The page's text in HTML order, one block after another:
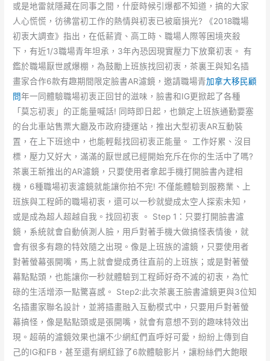
或是地雷就隱藏在同事之間，什麼時候引爆都不知道，搞的大家
人心慌慌，彷彿當初工作的熱情與初衷已被磨損光? 《2018職場
初衷大調查》指出，在低薪資、高工時、職場人際等困境夾殺
下，有近1/3職場青年坦承，3年內恐因現實壓力下放棄初衷。 有
鑑於職場厭世感爆棚，為鼓勵上班族找回初衷，茶裏王與知名插
畫家合作6款有趣期間限定臉書AR濾鏡，邀請職場青加拿大移民顧
問年一同體驗職場初衷正回甘的滋味，臉書和IG更掀起了各種
「莫忘初衷」的正能量喊話! 同時即日起，也鎖定上班族通勤要塞
的台北車站售票大廳及市政府捷運站，推出大型初衷AR互動裝
置，在上下班途中，也能輕鬆找回初衷正能量。 工作好累、沒目
標，壓力又好大，滿滿的厭世感已經開始充斥在你的生活中了嗎?
茶裏王新推出的AR濾鏡，只要使用者拿起手機打開臉書內建相
機，6種職場初衷濾鏡就能讓你拍不完! 不僅能體驗到服務業、上
班族與工程師的職場初衷，還可以一秒就變成太空人探索未知，
或是成為超人超越自我。找回初衷 。 Step 1：只要打開臉書濾
鏡，系統就會自動偵測人臉，用戶對著手機大做搞怪表情後，就
會有很多有趣的特效隨之出現。像是上班族的濾鏡，只要使用者
對著螢幕張開嘴，馬上就會變成勇往直前的上班族；或是對著螢
幕點點頭，也能讓你一秒就體驗到工程師好奇不滅的初衷，為忙
碌的生活增添一點驚喜感。 Step2:此次茶裏王臉書濾鏡更與3位知
名插畫家聯名設計，並將插畫融入互動模式中，只要用戶對著螢
幕搞怪，像是點點頭或是張開嘴，就會有意想不到的趣味特效出
現。超萌的濾鏡效果也讓不少網紅們直呼好可愛，紛紛上傳到自
己的IG和FB，甚至還有網紅錄了6款體驗影片，讓粉絲們大飽眼